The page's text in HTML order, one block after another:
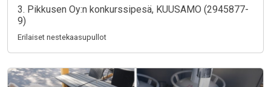
3. Pikkusen Oy:n konkurssipesä, KUUSAMO (2945877-
9)
Erilaiset nestekaasupullot